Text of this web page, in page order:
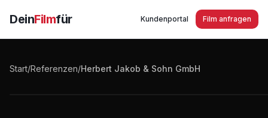
DeinFilmfür Kundenportal Film anfragen
Start/Referenzen/Herbert Jakob & Sohn GmbH
Herbert Jakob & Sohn GmbH Dachdecker in Hagen